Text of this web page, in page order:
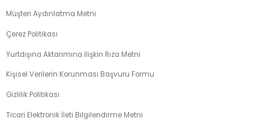
Müşteri Aydınlatma Metni
Çerez Politikası
Yurtdışına Aktarımına İlişkin Rıza Metni
Kişisel Verilerin Korunması Başvuru Formu
Gizlilik Politikası
Ticari Elektronik İleti Bilgilendirme Metni